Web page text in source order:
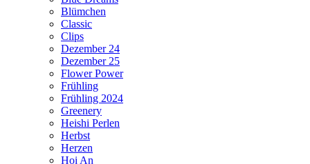
Blümchen
Classic
Clips
Dezember 24
Dezember 25
Flower Power
Frühling
Frühling 2024
Greenery
Heishi Perlen
Herbst
Herzen
Hoi An